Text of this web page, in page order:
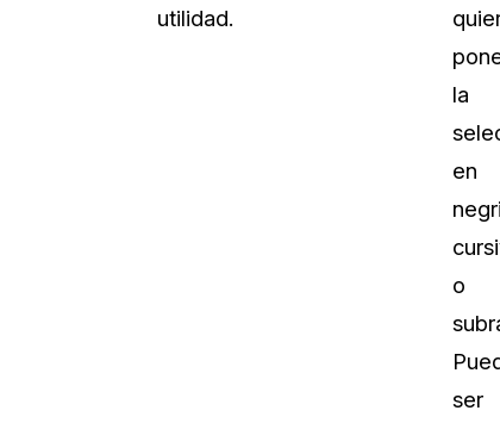
utilidad.
la
en
o
ser